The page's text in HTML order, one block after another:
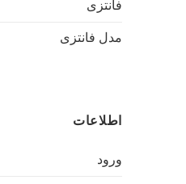
فانتزی
مدل فانتزی
اطلاعات
ورود